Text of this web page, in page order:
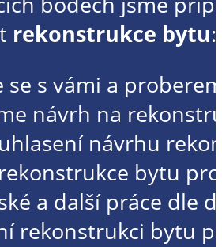
rekonstrukce bytu:
se s vámi a
návrh na
návrhu
bytu
a další práce dle
rekonstrukci bytu